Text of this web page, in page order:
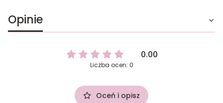
Opinie
0.00
Liczba ocen: 0
Oceń i opisz